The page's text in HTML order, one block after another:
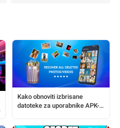
Kako obnoviti izbrisane
datoteke za uporabnike APK-